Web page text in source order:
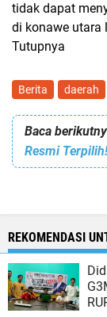
tidak dapat
di konawe utara
Tutupnya
Berita daerah
Baca
REKOMENDASI